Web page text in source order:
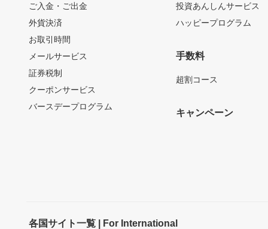
ご入金・ご出金
外貨決済
お取引時間
メールサービス
証券税制
クーポンサービス
バースデープログラム
投資あんしんサービス
ハッピープログラム
手数料
超割コース
キャンペーン
各国サイト一覧 | For International